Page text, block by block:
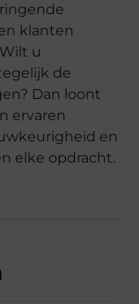
klanten
u
de
Dan loont
ervaren
en
elke opdracht.